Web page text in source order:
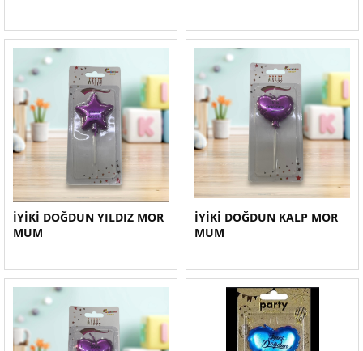
İYİKİ DOĞDUN YILDIZ MOR
MUM
İYİKİ DOĞDUN KALP MOR
MUM